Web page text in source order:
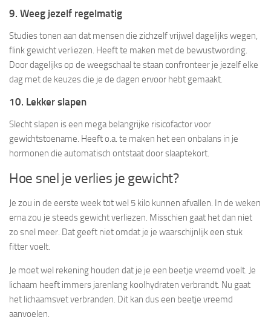
9. Weeg jezelf regelmatig
Studies tonen aan dat mensen die zichzelf vrijwel dagelijks wegen,
flink gewicht verliezen. Heeft te maken met de bewustwording.
Door dagelijks op de weegschaal te staan confronteer je jezelf elke
dag met de keuzes die je de dagen ervoor hebt gemaakt.
10. Lekker slapen
Slecht slapen is een mega belangrijke risicofactor voor
gewichtstoename. Heeft o.a. te maken het een onbalans in je
hormonen die automatisch ontstaat door slaaptekort.
Hoe snel je verlies je gewicht?
Je zou in de eerste week tot wel 5 kilo kunnen afvallen. In de weken
erna zou je steeds gewicht verliezen. Misschien gaat het dan niet
zo snel meer. Dat geeft niet omdat je je waarschijnlijk een stuk
fitter voelt.
Je moet wel rekening houden dat je je een beetje vreemd voelt. Je
lichaam heeft immers jarenlang koolhydraten verbrandt. Nu gaat
het lichaamsvet verbranden. Dit kan dus een beetje vreemd
aanvoelen.